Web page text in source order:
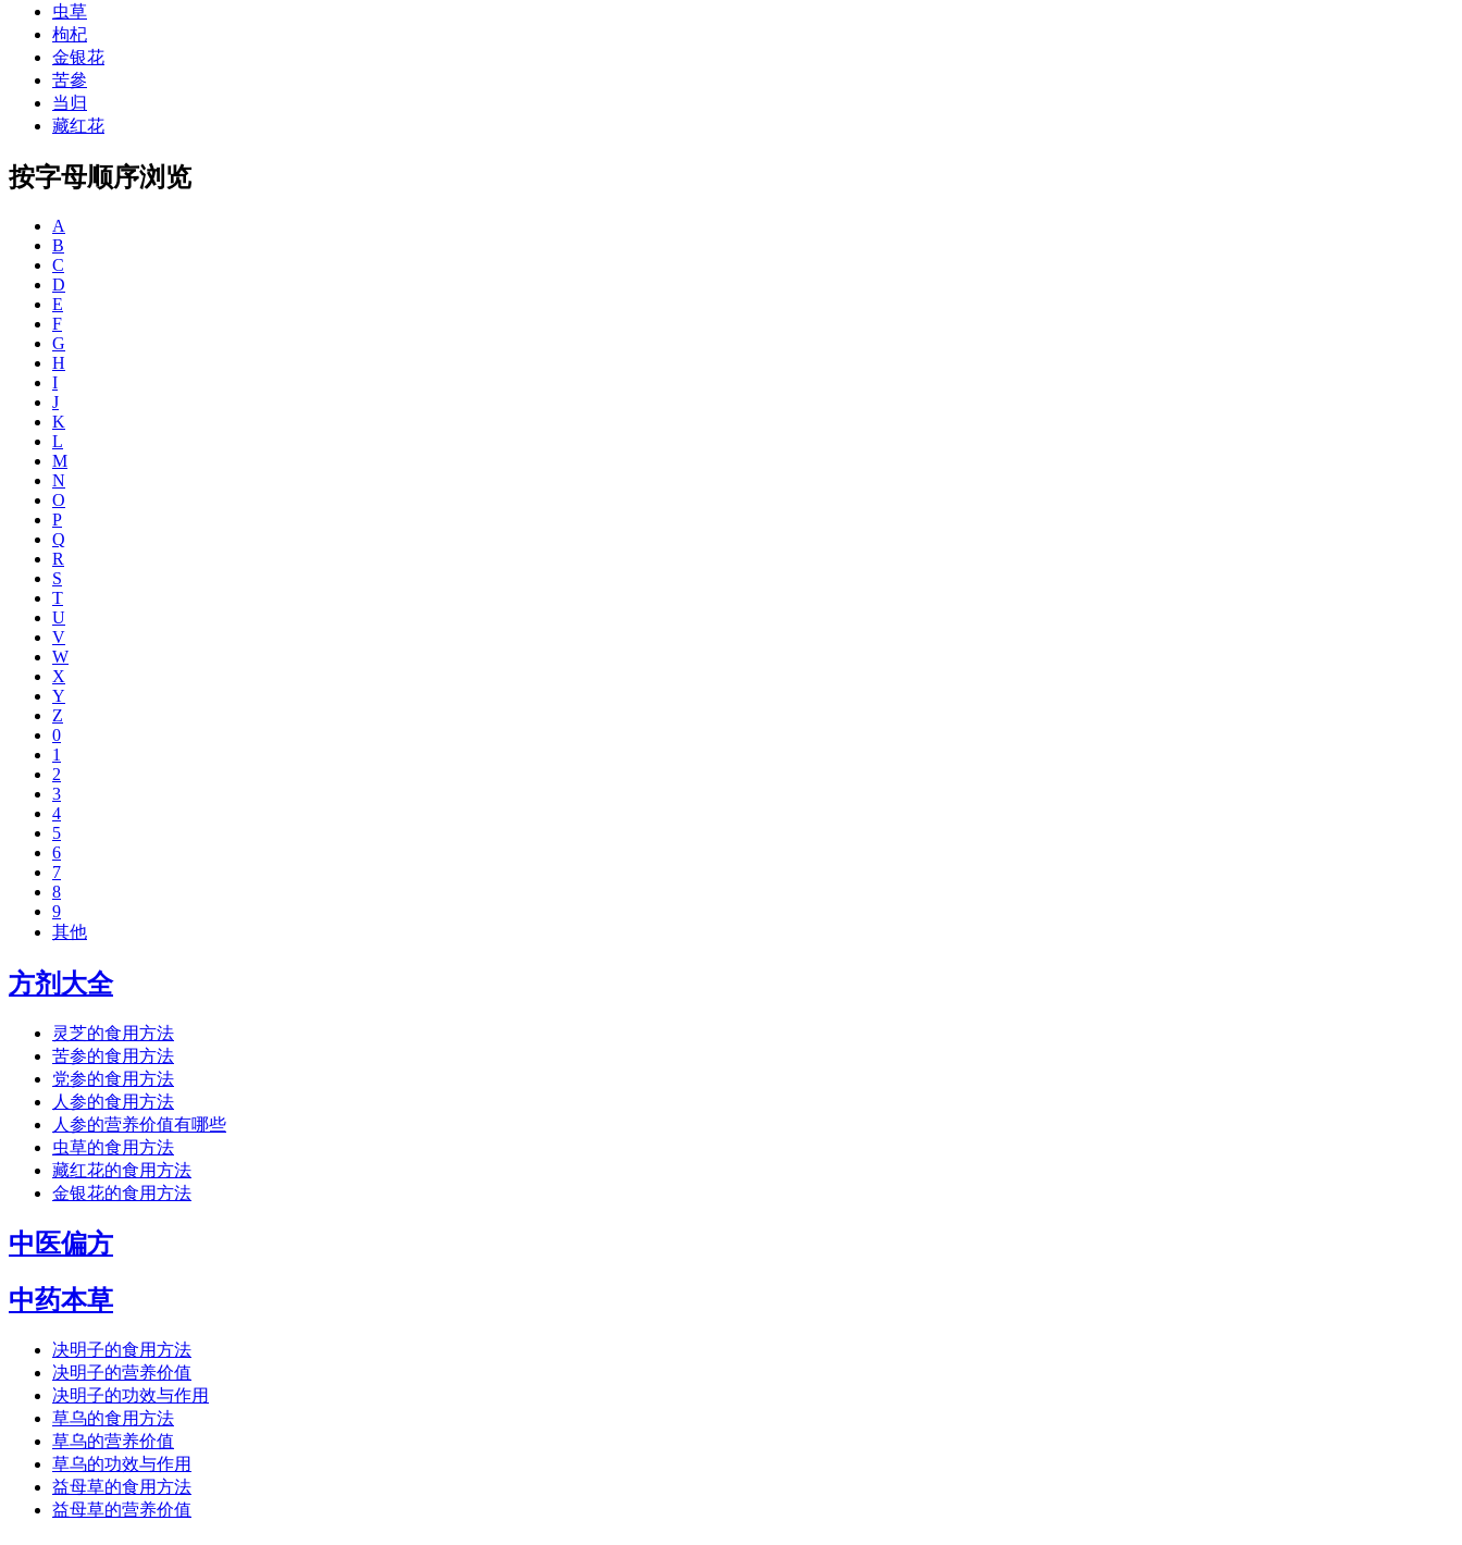
虫草
枸杞
金银花
苦參
当归
藏红花
按字母顺序浏览
A
B
C
D
E
F
G
H
I
J
K
L
M
N
O
P
Q
R
S
T
U
V
W
X
Y
Z
0
1
2
3
4
5
6
7
8
9
其他
方剂大全
灵芝的食用方法
苦参的食用方法
党参的食用方法
人参的食用方法
人参的营养价值有哪些
虫草的食用方法
藏红花的食用方法
金银花的食用方法
中医偏方
中药本草
决明子的食用方法
决明子的营养价值
决明子的功效与作用
草乌的食用方法
草乌的营养价值
草乌的功效与作用
益母草的食用方法
益母草的营养价值